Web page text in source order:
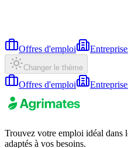
Offres d'emploi
Changer le thème
Offres d'emploi
Trouvez votre emploi idéal dans
adaptés à vos besoins.